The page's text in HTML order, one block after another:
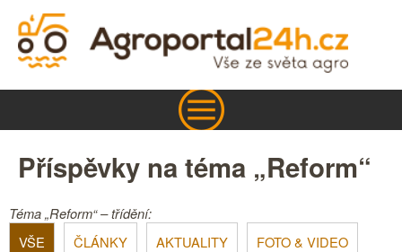
Příspěvky na téma „Reform“
Téma „Reform“ – třídění:
VŠE
ČLÁNKY AKTUALITY FOTO & VIDEO